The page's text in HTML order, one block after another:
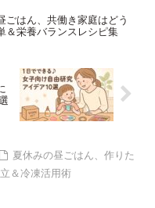
ごはん、共働き家庭はどう
＆栄養バランスレシピ集
夏休みの昼ごはん、作りた
＆冷凍活用術